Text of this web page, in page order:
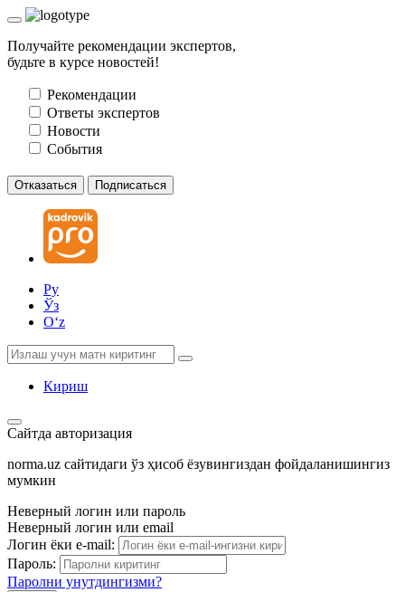
Получайте рекомендации экспертов,
будьте в курсе новостей!
Рекомендации
Ответы экспертов
Новости
События
Отказаться Подписаться
Ру
Ўз
Oʻz
Кириш
Сайтда авторизация
norma.uz сайтидаги ўз ҳисоб ёзувингиздан фойдаланишингиз
мумкин
Неверный логин или пароль
Неверный логин или email
Логин ёки e-mail:
Пароль:
Паролни унутдингизми?